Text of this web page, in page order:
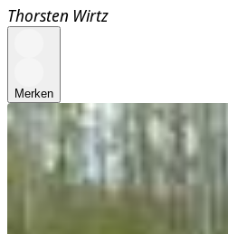
Thorsten Wirtz
Merken